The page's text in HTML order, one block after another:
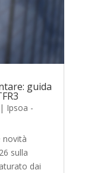
guida
| Ipsoa -
novità
sulla
dai